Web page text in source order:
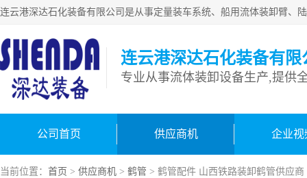
连云港深达石化装备有限
公司首页 供应商机 企业视
当前位置： 首页 > 供应商机 > 鹤管 > 鹤管配件 山西铁路装卸鹤管供应商